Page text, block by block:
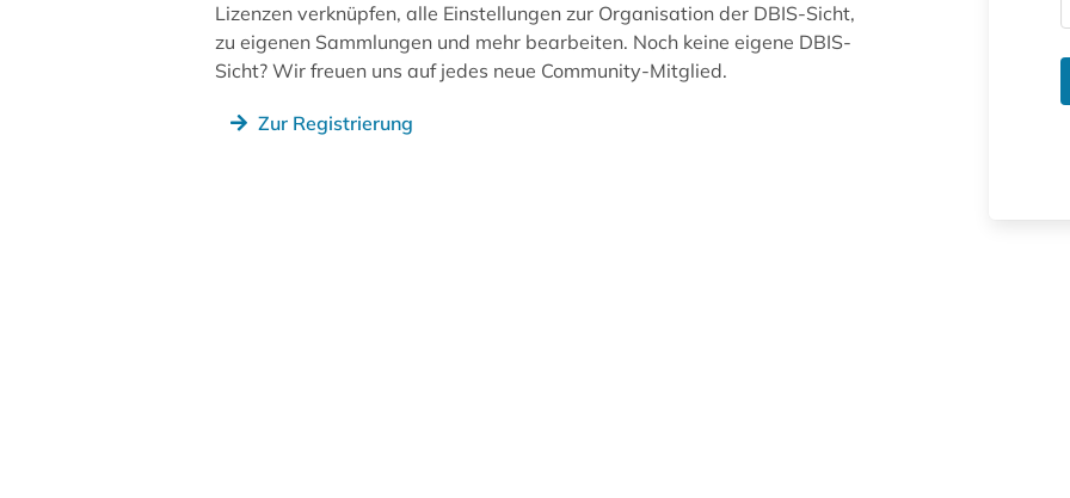
Lizenzen verknüpfen, alle Einstellungen zur Organisation der DBIS-Sicht,
zu eigenen Sammlungen und mehr bearbeiten. Noch keine eigene DBIS-
Sicht? Wir freuen uns auf jedes neue Community-Mitglied.
Zur Registrierung